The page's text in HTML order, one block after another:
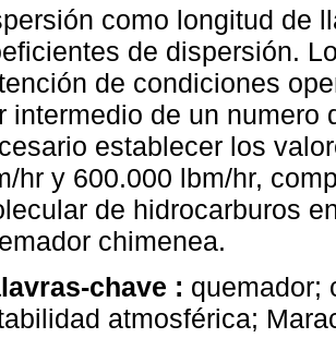
como longitud de
de dispersión.
de condiciones
intermedio de un numero
establecer los
hr y 600.000 lbm/hr,
de hidrocarburos
chimenea.
chave : quemador;
atmosférica;